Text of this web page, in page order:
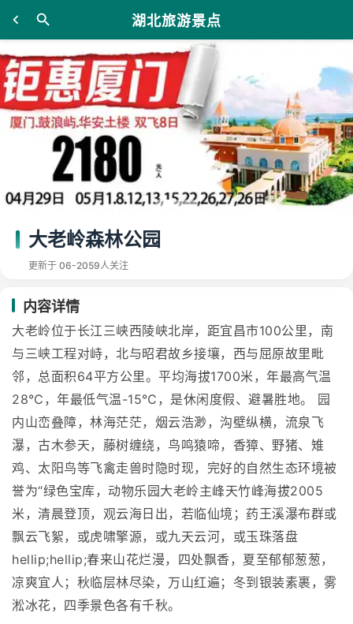
湖北旅游景点
大老岭森林公园
更新于 06-2059人关注
内容详情
大老岭位于长江三峡西陵峡北岸，距宜昌市100公里，南
与三峡工程对峙，北与昭君故乡接壤，西与屈原故里毗
邻，总面积64平方公里。平均海拔1700米，年最高气温
28℃，年最低气温-15℃，是休闲度假、避暑胜地。 园
内山峦叠障，林海茫茫，烟云浩渺，沟壁纵横，流泉飞
瀑，古木参天，藤树缠绕，鸟鸣猿啼，香獐、野猪、雉
鸡、太阳鸟等飞禽走兽时隐时现，完好的自然生态环境被
誉为“绿色宝库，动物乐园大老岭主峰天竹峰海拔2005
米，清晨登顶，观云海日出，若临仙境；药王溪瀑布群或
飘云飞絮，或虎啸擎源，或九天云河，或玉珠落盘
hellip;hellip;春来山花烂漫，四处飘香，夏至郁郁葱葱，
凉爽宜人；秋临层林尽染，万山红遍；冬到银装素裹，雾
淞冰花，四季景色各有千秋。